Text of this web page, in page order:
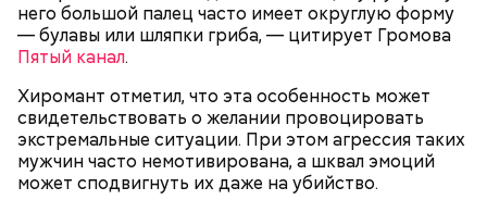
него большой палец часто имеет округлую форму
— булавы или шляпки гриба, — цитирует Громова
Пятый канал.
Хиромант отметил, что эта особенность может
свидетельствовать о желании провоцировать
экстремальные ситуации. При этом агрессия таких
мужчин часто немотивирована, а шквал эмоций
может сподвигнуть их даже на убийство.
Одним из запоминающихся событий того периода
для Макеева стал футбольный матч между
киевским «Динамо» и мадридским «Атлетико»,
Господень, теплый наш заступниче, и везде в
скорбех скорый помощниче!